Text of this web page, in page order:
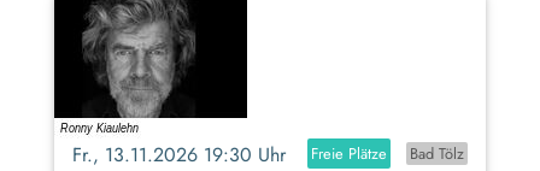
Fr., 13.11.2026 19:30 Uhr Freie Plätze
Bad Tölz